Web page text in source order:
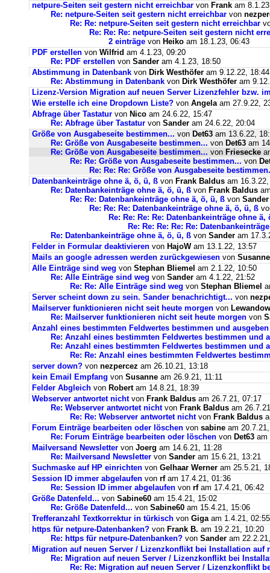
netpure-Seiten seit gestern nicht erreichbar von Frank am
Re: netpure-Seiten seit gestern nicht erreichbar von
Re: Re: netpure-Seiten seit gestern nicht erreichbar
Re: Re: Re: netpure-Seiten seit gestern nicht
2 einträge von Heiko am 18.1.23, 06:43
PDF erstellen von Wilfrid am 4.1.23, 09:20
Re: PDF erstellen von Sander am 4.1.23, 18:50
Abstimmung in Datenbank von Dirk Westhöfer am 9.12.22, 18:44
Re: Abstimmung in Datenbank von Dirk Westhöfer am
Lizenz-Version Migration auf neuen Server Lizenzfehler bzw.
Wie erstelle ich eine Dropdown Liste? von Angela am 27.9.22,
Abfrage über Tastatur von Nico am 24.6.22, 15:47
Re: Abfrage über Tastatur von Sander am 24.6.22, 20:04
Größe von Ausgabeseite bestimmen... von Det63 am 13.6.22,
Re: Größe von Ausgabeseite bestimmen... von Det63 am
Re: Größe von Ausgabeseite bestimmen... von Friesecke
Re: Re: Größe von Ausgabeseite bestimmen... von
Re: Re: Re: Größe von Ausgabeseite
Datenbankeinträge ohne ä, ö, ü, ß von Frank Baldus am
Re: Datenbankeinträge ohne ä, ö, ü, ß von Frank Baldus
Re: Re: Datenbankeinträge ohne ä, ö, ü, ß von Sander
Re: Re: Re: Datenbankeinträge ohne ä, ö, ü, ß
Re: Re: Re: Re: Datenbankeinträge ohne ä,
Re: Re: Re: Re: Re:
Re: Datenbankeinträge ohne ä, ö, ü, ß von Sander am
Felder in Formular deaktivieren von HajoWam 13.1.22, 13:57
Mails an google adressen werden zurückgewiesen von Susanne
Alle Einträge sind weg von Stephan Bliemel am 2.1.22, 10:50
Re: Alle Einträge sind weg von Sander am 4.1.22, 21:52
Re: Re: Alle Einträge sind weg von Stephan Bliemel
Server scheint down zu sein. Sander benachrichtigt... von
Mailserver funktionieren nicht seit heute morgen von
Re: Mailserver funktionieren nicht seit heute morgen von
Anzahl eines bestimmten Feldwertes bestimmen und ausgeben
Re: Anzahl eines bestimmten Feldwertes bestimmen und
Re: Anzahl eines bestimmten Feldwertes bestimmen und
Re: Re: Anzahl eines bestimmten Feldwertes
server down? von nezpercez am 26.10.21, 13:18
kein Email Empfang von Susanne am 26.9.21, 11:11
Felder Abgleich von Robertam 14.8.21, 18:39
Webserver antwortet nichtvon Frank Baldus am 26.7.21, 07:17
Re: Webserver antwortet nichtvon Frank Baldus am
Re: Re: Webserver antwortet nichtvon Frank Baldus
Forum Einträge bearbeiten oder löschen von sabine am
Re: Forum Einträge bearbeiten oder löschen von Det63 am
Mailversand Newsletter von Joerg am 14.6.21, 11:28
Re: Mailversand Newsletter von Sander am 15.6.21, 13:21
Suchmaske auf HP einrichten von Gelhaar Werner am 25.5.21,
Session ID immer abgelaufen von rfam 17.4.21, 01:36
Re: Session ID immer abgelaufen von rfam 17.4.21, 06:42
Größe Datenfeld... von Sabine60 am 15.4.21, 15:02
Re: Größe Datenfeld... von Sabine60 am 15.4.21, 15:06
Trefferanzahl Textkorrektur in türkisch von Gigaam 1.4.21, 02:55
https für netpure-Datenbanken? von Frank B. am 19.2.21, 10:20
Re: https für netpure-Datenbanken? von Sander am
Migration auf neuen Server / Lizenzkonflikt bei Installation auf
Re: Migration auf neuen Server / Lizenzkonflikt bei
Re: Re: Migration auf neuen Server / Lizenzkonflikt